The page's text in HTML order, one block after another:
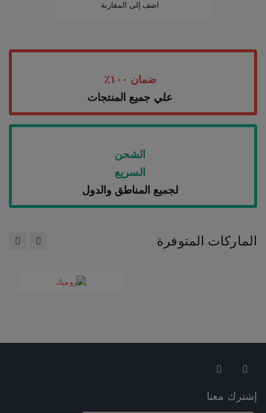
اضف إلى المقارنة
ضمان ١٠٠٪
علي جميع المنتجات
الشحن
السريع
لجميع المناطق والدول
الماركات المتوفرة
إشترك معنا